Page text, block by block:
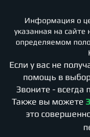
Информация о
указанная на
определяемом
Если у вас не
помощь в
Звоните -
Также вы можете
это